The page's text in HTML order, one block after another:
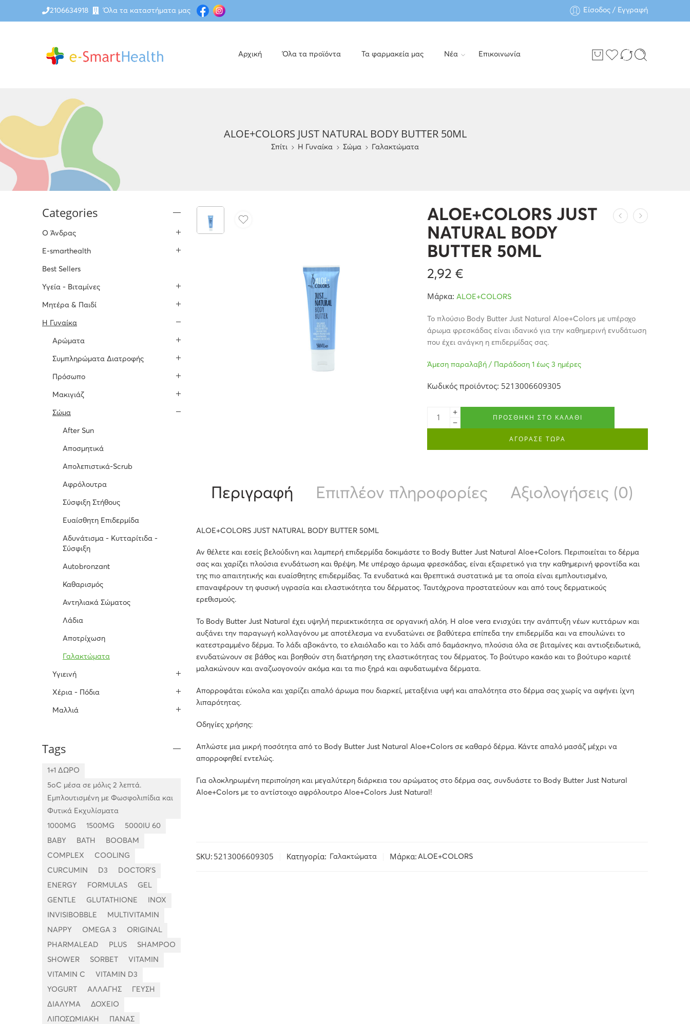
2106634918 Όλα τα καταστήματα μας Είσοδος / Εγγραφή
Αρχική Όλα τα προϊόντα Τα φαρμακεία μας Νέα Επικοινωνία
ALOE+COLORS JUST NATURAL BODY BUTTER 50ML
Σπίτι H Γυναίκα Σώμα Γαλακτώματα
ALOE+COLORS JUST
NATURAL BODY
BUTTER 50ML
2,92 €
Μάρκα: ALOE+COLORS
Το πλούσιο Body Butter Just Natural Aloe+Colors με υπέροχο
άρωμα φρεσκάδας είναι ιδανικό για την καθημερινή ενυδάτωση
που έχει ανάγκη η επιδερμίδας σας.
Άμεση παραλαβή / Παράδοση 1 έως 3 ημέρες
Κωδικός προϊόντος: 5213006609305
ΠΡΟΣΘΉΚΗ ΣΤΟ ΚΑΛΆΘΙ
ΑΓΟΡΑΣΕ ΤΩΡΑ
Περιγραφή Επιπλέον πληροφορίες Αξιολογήσεις (0)
ALOE+COLORS JUST NATURAL BODY BUTTER 50ML
Αν θέλετε και εσείς βελούδινη και λαμπερή επιδερμίδα δοκιμάστε το Body Butter Just Natural Aloe+Colors. Περιποιείται το δέρμα
σας και χαρίζει πλούσια ενυδάτωση και θρέψη. Με υπέροχο άρωμα φρεσκάδας, είναι εξαιρετικό για την καθημερινή φροντίδα και
της πιο απαιτητικής και ευαίσθητης επιδερμίδας. Τα ενυδατικά και θρεπτικά συστατικά με τα οποία είναι εμπλουτισμένο,
επαναφέρουν τη φυσική υγρασία και ελαστικότητα του δέρματος. Ταυτόχρονα προστατεύουν και από τους δερματικούς
ερεθισμούς.
Το Body Butter Just Natural έχει υψηλή περιεκτικότητα σε οργανική αλόη. Η aloe vera ενισχύει την ανάπτυξη νέων κυττάρων και
αυξάνει την παραγωγή κολλαγόνου με αποτέλεσμα να ενυδατώνει σε βαθύτερα επίπεδα την επιδερμίδα και να επουλώνει το
κατεστραμμένο δέρμα. Το λάδι αβοκάντο, το ελαιόλαδο και το λάδι από δαμάσκηνο, πλούσια όλα σε βιταμίνες και αντιοξειδωτικά,
ενυδατώνουν σε βάθος και βοηθούν στη διατήρηση της ελαστικότητας του δέρματος. Το βούτυρο κακάο και το βούτυρο καριτέ
μαλακώνουν και αναζωογονούν ακόμα και τα πιο ξηρά και αφυδατωμένα δέρματα.
Απορροφάται εύκολα και χαρίζει απαλό άρωμα που διαρκεί, μεταξένια υφή και απαλότητα στο δέρμα σας χωρίς να αφήνει ίχνη
λιπαρότητας.
Οδηγίες χρήσης:
Απλώστε μια μικρή ποσότητα από το Body Butter Just Natural Aloe+Colors σε καθαρό δέρμα. Κάντε απαλό μασάζ μέχρι να
απορροφηθεί εντελώς.
Για ολοκληρωμένη περιποίηση και μεγαλύτερη διάρκεια του αρώματος στο δέρμα σας, συνδυάστε το Body Butter Just Natural
Aloe+Colors με το αντίστοιχο αφρόλουτρο Aloe+Colors Just Natural!
SKU: 5213006609305 Κατηγορία: Γαλακτώματα Μάρκα: ALOE+COLORS
Categories
O Άνδρας
E-smarthealth
Best Sellers
Υγεία - Βιταμίνες
Μητέρα & Παιδί
H Γυναίκα
Αρώματα
Συμπληρώματα Διατροφής
Πρόσωπο
Μακιγιάζ
Σώμα
After Sun
Αποσμητικά
Απολεπιστικά-Scrub
Αφρόλουτρα
Σύσφιξη Στήθους
Ευαίσθητη Επιδερμίδα
Αδυνάτισμα - Κυτταρίτιδα -
Σύσφιξη
Autobronzant
Καθαρισμός
Αντηλιακά Σώματος
Λάδια
Αποτρίχωση
Γαλακτώματα
Υγιεινή
Χέρια - Πόδια
Μαλλιά
Tags
1+1 ΔΩΡΟ
5oC μέσα σε μόλις 2 λεπτά.
Εμπλουτισμένη με Φωσφολιπίδια και
Φυτικά Εκχυλίσματα
1000MG 1500MG 5000IU 60
BABY BATH BOOBAM
COMPLEX COOLING
CURCUMIN D3 DOCTOR'S
ENERGY FORMULAS GEL
GENTLE GLUTATHIONE INOX
INVISIBOBBLE MULTIVITAMIN
NAPPY OMEGA 3 ORIGINAL
PHARMALEAD PLUS SHAMPOO
SHOWER SORBET VITAMIN
VITAMIN C VITAMIN D3
YOGURT ΑΛΛΑΓΗΣ ΓΕΥΣΗ
ΔΙΑΛΥΜΑ ΔΟΧΕΙΟ
ΛΙΠΟΣΩΜΙΑΚΗ ΠΑΝΑΣ